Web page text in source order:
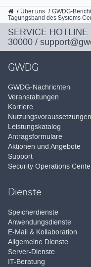
GWDG
Über uns GWDG-
Tagungsband des Systems
SERVICE HOTLINE
30000 /
GWDG
GWDG-Nachrichten
Veranstaltungen
Karriere
Nutzungsvoraussetzungen
Leistungskatalog
Antragsformulare
Aktionen und Angebote
Support
Security Operations
Dienste
Speicherdienste
Anwendungsdienste
E-Mail & Kollaboration
Allgemeine Dienste
Server-Dienste
IT-Beratung